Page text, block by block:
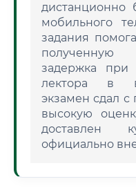
мобильного
задания
полученную
задержка при
лектора в
экзамен сдал с
высокую
доставлен
официально